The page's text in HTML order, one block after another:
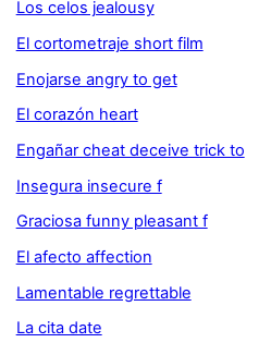
Los celos jealousy
El cortometraje short film
Enojarse angry to get
El corazón heart
Engañar cheat deceive trick to
Insegura insecure f
Graciosa funny pleasant f
El afecto affection
Lamentable regrettable
La cita date